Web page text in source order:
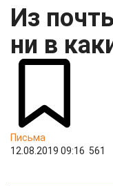
Из
ни в
Письма
12.08.2019 09:16 561